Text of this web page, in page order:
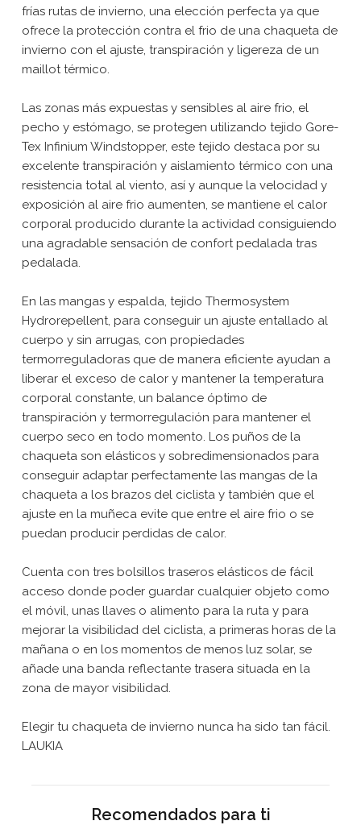
frías rutas de invierno, una elección perfecta ya que
ofrece la protección contra el frio de una chaqueta de
invierno con el ajuste, transpiración y ligereza de un
maillot térmico.
Las zonas más expuestas y sensibles al aire frio, el
pecho y estómago, se protegen utilizando tejido Gore-
Tex Infinium Windstopper, este tejido destaca por su
excelente transpiración y aislamiento térmico con una
resistencia total al viento, así y aunque la velocidad y
exposición al aire frio aumenten, se mantiene el calor
corporal producido durante la actividad consiguiendo
una agradable sensación de confort pedalada tras
pedalada.
En las mangas y espalda, tejido Thermosystem
Hydrorepellent, para conseguir un ajuste entallado al
cuerpo y sin arrugas, con propiedades
termorreguladoras que de manera eficiente ayudan a
liberar el exceso de calor y mantener la temperatura
corporal constante, un balance óptimo de
transpiración y termorregulación para mantener el
cuerpo seco en todo momento. Los puños de la
chaqueta son elásticos y sobredimensionados para
conseguir adaptar perfectamente las mangas de la
chaqueta a los brazos del ciclista y también que el
ajuste en la muñeca evite que entre el aire frio o se
puedan producir perdidas de calor.
Cuenta con tres bolsillos traseros elásticos de fácil
acceso donde poder guardar cualquier objeto como
el móvil, unas llaves o alimento para la ruta y para
mejorar la visibilidad del ciclista, a primeras horas de la
mañana o en los momentos de menos luz solar, se
añade una banda reflectante trasera situada en la
zona de mayor visibilidad.
Elegir tu chaqueta de invierno nunca ha sido tan fácil.
LAUKIA
Recomendados para ti